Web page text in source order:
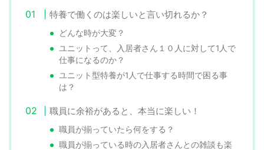
特養で働くのは楽しいと言い切れるか？
どんな時が大変？
ユニットって、入居者さん１０人に対して1人で
仕事になるのか？
ユニット型特養が1人で仕事する時間で困る事
は？
職員に余裕があると、本当に楽しい！
職員が揃っていたら何をする？
職員が揃っている時の入居者さんとの雑談も楽